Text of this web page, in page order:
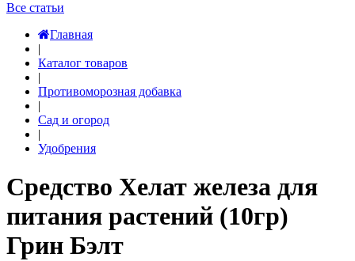
Все статьи
Главная
|
Каталог товаров
|
Противоморозная добавка
|
Сад и огород
|
Удобрения
Средство Хелат железа для
питания растений (10гр)
Грин Бэлт